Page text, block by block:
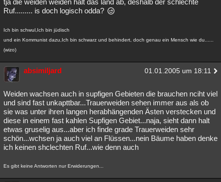
tja die weiden weiden halt das land ab, deshalb der schlechte
Ruf......... is doch logisch odda?
Ich bin schwul,Ich bin jüdisch
und ein Kommunist dazu,Ich bin schwarz und behindert, doch genau ein Mensch wie du......
(wizo)
absimiljard 01.01.2005 um 18:11
Weiden wachsen auch in supfigen Gebieten die brauchen nciht viel
und sind fast unkapttbar...Trauerweiden sehen immer aus als ob
sie was unter ihren langen herabhängenden Ästen verstecken und
diese in einem fast kahlen Supfigen Gebiet...naja, sieht dann halt
etwas gruselig aus...aber ich finde grade Trauerweiden sehr
schön...wchsen ja auch viel an Flüssen...nein Bäume haben denke
ich keinen shclechten Ruf...wie denn auch
Es gibt keine Antworten nur Erwiderungen...